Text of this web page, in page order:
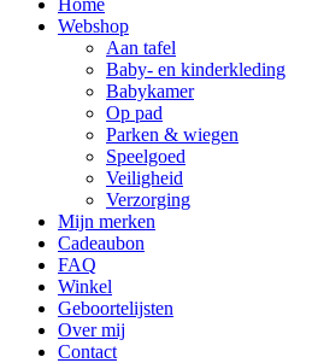
Webshop
Aan tafel
Baby- en kinderkleding
Babykamer
Op pad
Parken & wiegen
Speelgoed
Veiligheid
Verzorging
Mijn merken
Cadeaubon
FAQ
Winkel
Geboortelijsten
Over mij
Contact